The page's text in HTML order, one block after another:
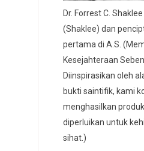
Dr. Forrest C.
(Shaklee) dan
pertama di A.S.
Kesejahteraan
Diinspirasikan oleh
bukti saintifik, kami
menghasilkan
diperluikan untuk
sihat.)